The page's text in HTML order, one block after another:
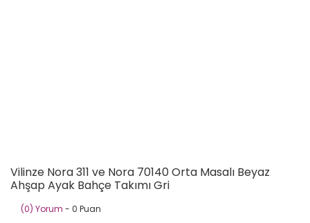
Vilinze Nora 311 ve Nora 70140 Orta Masalı Beyaz
Ahşap Ayak Bahçe Takımı Gri
(0) Yorum - 0 Puan